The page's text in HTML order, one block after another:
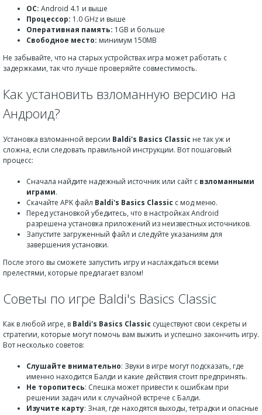
ОС: Android 4.1 и выше
Процессор: 1.0 GHz и выше
Оперативная память: 1GB и больше
Свободное место: минимум 150MB
Не забывайте, что на старых устройствах игра может работать с
задержками, так что лучше проверяйте совместимость.
Как установить взломанную версию на
Андроид?
Установка взломанной версии Baldi's Basics Classic не так уж и
сложна, если следовать правильной инструкции. Вот пошаговый
процесс:
Сначала найдите надежный источник или сайт с взломанными
играми.
Скачайте APK файл Baldi's Basics Classic с мод меню.
Перед установкой убедитесь, что в настройках Android
разрешена установка приложений из неизвестных источников.
Запустите загруженный файл и следуйте указаниям для
завершения установки.
После этого вы сможете запустить игру и наслаждаться всеми
прелестями, которые предлагает взлом!
Советы по игре Baldi's Basics Classic
Как в любой игре, в Baldi's Basics Classic существуют свои секреты и
стратегии, которые могут помочь вам выжить и успешно закончить игру.
Вот несколько советов:
Слушайте внимательно: Звуки в игре могут подсказать, где
именно находится Балди и какие действия стоит предпринять.
Не торопитесь: Спешка может привести к ошибкам при
решении задач или к случайной встрече с Балди.
Изучите карту: Зная, где находятся выходы, тетрадки и опасные